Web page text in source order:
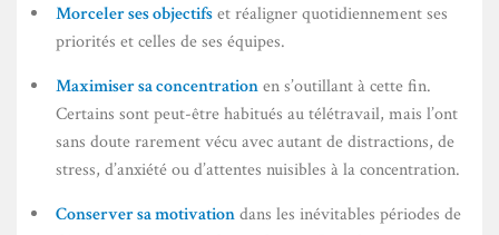
Morceler ses objectifset réaligner quotidiennement ses
priorités et celles de ses équipes.
Maximiser sa concentrationen s’outillant à cette fin.
Certains sont peut-être habitués au télétravail, mais l’ont
sans doute rarement vécu avec autant de distractions, de
stress, d’anxiété ou d’attentes nuisibles à la concentration.
Conserver sa motivationdans les inévitables périodes de